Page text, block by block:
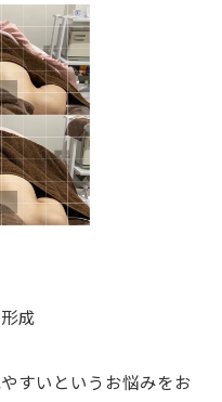
成
すいというお悩みをお